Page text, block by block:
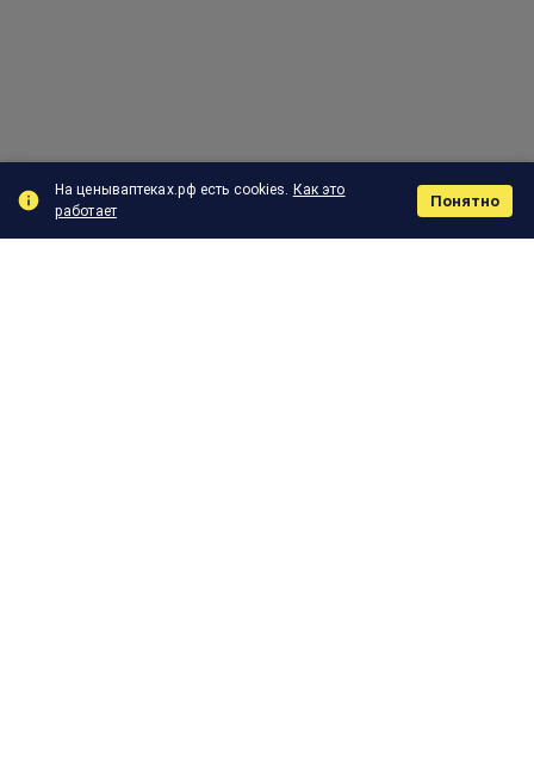
Поиск Меню
На ценываптеках.рф есть cookies. Как это
работает
Понятно